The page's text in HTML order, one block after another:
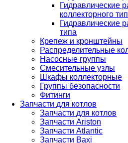
Гидравлические
коллекторного
Гидравлические
типа
Крепеж и кронштейны
Распределительные
Насосные группы
Смесительные узлы
Шкафы коллекторные
Группы безопасности
Фитинги
Запчасти для котлов
Запчасти для котлов
Запчасти Ariston
Запчасти Atlantic
Запчасти Baxi